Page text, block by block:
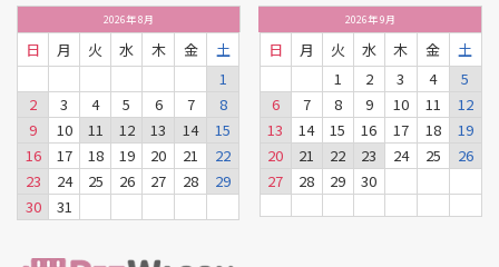
2026年8月
日 月 火 水 木 金
土
1
2
3 4 5 6 7
8
9
10 11 12 13 14
15
16
17 18 19 20 21
22
23
24 25 26 27 28
29
30
31
2026年9月
日 月 火 水 木 金
土
1
2 3 4
5
6
7 8 9 10 11
12
13
14 15 16 17 18
19
20
21 22 23 24 25
26
27
28 29 30